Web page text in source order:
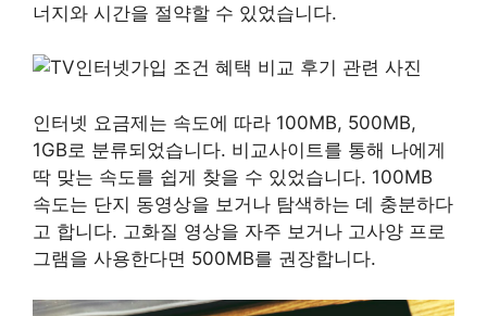
너지와 시간을 절약할 수 있었습니다.
인터넷 요금제는 속도에 따라 100MB, 500MB,
1GB로 분류되었습니다. 비교사이트를 통해 나에게
딱 맞는 속도를 쉽게 찾을 수 있었습니다. 100MB
속도는 단지 동영상을 보거나 탐색하는 데 충분하다
고 합니다. 고화질 영상을 자주 보거나 고사양 프로
그램을 사용한다면 500MB를 권장합니다.